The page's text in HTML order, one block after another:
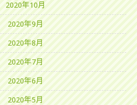
2020年10月
2020年9月
2020年8月
2020年7月
2020年6月
2020年5月